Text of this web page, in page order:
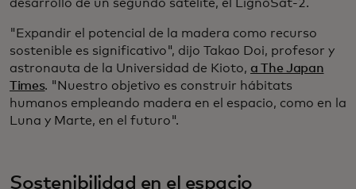
desarrollo de un segundo satélite, el LignoSat-2.
"Expandir el potencial de la madera como recurso
sostenible es significativo", dijo Takao Doi, profesor y
astronauta de la Universidad de Kioto, a The Japan
Times. "Nuestro objetivo es construir hábitats
humanos empleando madera en el espacio, como en la
Luna y Marte, en el futuro".
Sostenibilidad en el espacio